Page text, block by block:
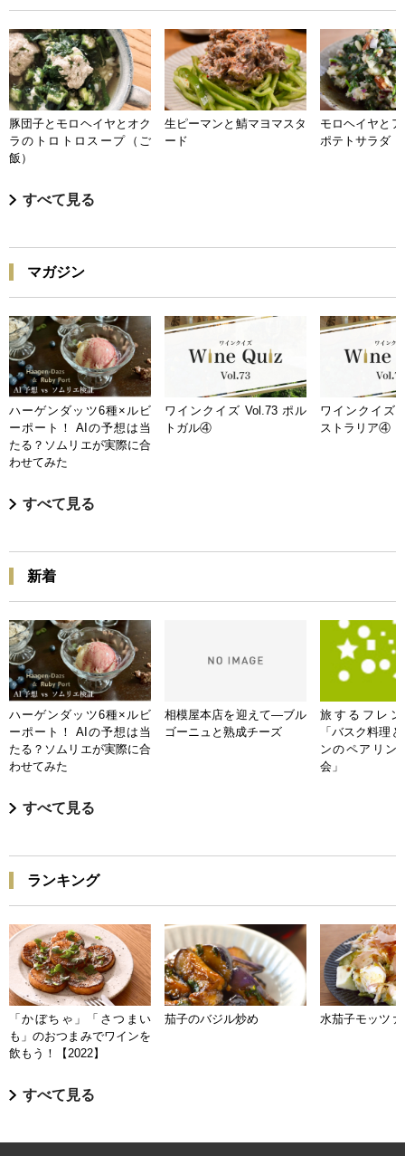
豚団子とモロヘイヤとオク
ラのトロトロスープ（ご
飯）
生ピーマンと鯖マヨマスタ
ード
モロヘイヤと
ポテトサラダ
すべて見る
マガジン
ハーゲンダッツ6種×ルビ
ーポート！ AIの予想は当
たる？ソムリエが実際に合
わせてみた
ワインクイズ Vol.73 ポル
トガル④
ワインクイズ
ストラリア④
すべて見る
新着
ハーゲンダッツ6種×ルビ
ーポート！ AIの予想は当
たる？ソムリエが実際に合
わせてみた
相模屋本店を迎えて―ブル
ゴーニュと熟成チーズ
旅するフレン
「バスク料理
ンのペアリン
会」
すべて見る
ランキング
「かぼちゃ」「さつまい
も」のおつまみでワインを
飲もう！【2022】
茄子のバジル炒め 水茄子モッツァ
すべて見る